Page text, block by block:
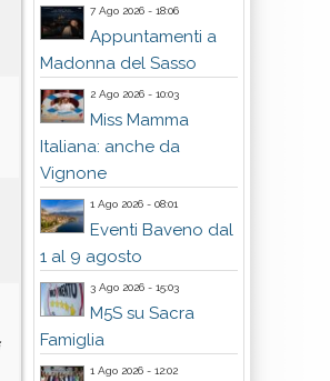
7 Ago 2026 - 18:06
Appuntamenti a
Madonna del Sasso
2 Ago 2026 - 10:03
Miss Mamma
Italiana: anche da
Vignone
1 Ago 2026 - 08:01
Eventi Baveno dal
1 al 9 agosto
3 Ago 2026 - 15:03
M5S su Sacra
Famiglia
1 Ago 2026 - 12:02